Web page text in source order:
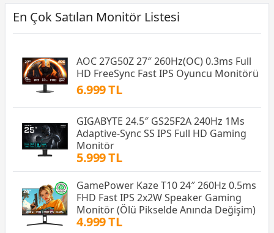
En Çok Satılan Monitör Listesi
AOC 27G50Z 27″ 260Hz(OC) 0.3ms Full
HD FreeSync Fast IPS Oyuncu Monitörü
6.999 TL
GIGABYTE 24.5″ GS25F2A 240Hz 1Ms
Adaptive-Sync SS IPS Full HD Gaming
Monitör
5.999 TL
GamePower Kaze T10 24″ 260Hz 0.5ms
FHD Fast IPS 2x2W Speaker Gaming
Monitör (Ölü Pikselde Anında Değişim)
4.999 TL